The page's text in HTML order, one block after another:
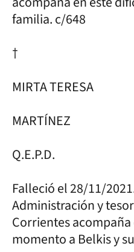
familia. c/648
†
MIRTA TERESA
MARTÍNEZ
Q.E.P.D.
Falleció el 28/11/
Administración y
Corrientes
momento a Belkis y